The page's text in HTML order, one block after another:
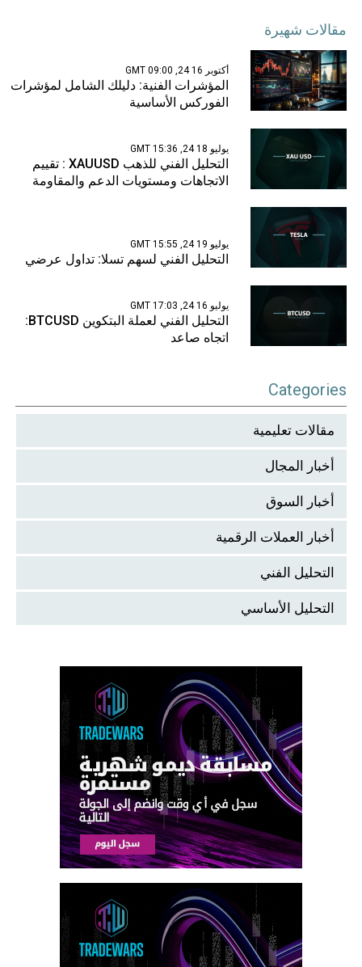
مقالات شهيرة
أكتوبر 16 24, 09:00 GMT
المؤشرات الفنية: دليلك الشامل لمؤشرات
الفوركس الأساسية
يوليو 18 24, 15:36 GMT
التحليل الفني للذهب XAUUSD : تقييم
الاتجاهات ومستويات الدعم والمقاومة
يوليو 19 24, 15:55 GMT
التحليل الفني لسهم تسلا: تداول عرضي
يوليو 16 24, 17:03 GMT
التحليل الفني لعملة البتكوين BTCUSD:
اتجاه صاعد
Categories
مقالات تعليمية
أخبار المجال
أخبار السوق
أخبار العملات الرقمية
التحليل الفني
التحليل الأساسي